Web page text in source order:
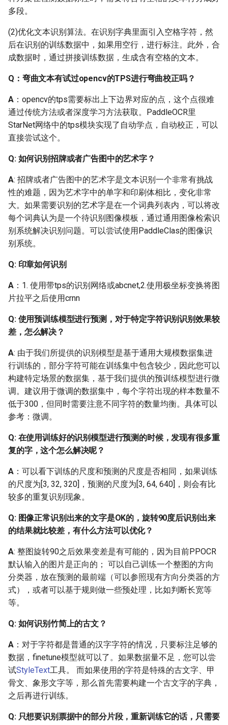
接输出到分割的背景图？
Q: 能否修改StyleText配置
文件中的分辨率？
字体文件？
Q: StyleText批量生成图片
为什么没有输出？
据合成时，文本
StyleInput的长度，该怎么
处理与合成呢？
Q: StyleText 合成数据效果
不好？
Q：如何更换文本检测/识
别的backbone？
Q: 参照文档做实际项目
时，是重新训练还是在官
练？具体如何操作？
Q: 下载的识别模型解压后
缺失文件，没有期望的
inference.pdiparams,
inference.pdmodel等文件
Q: 为什么在checkpoints中
load下载的预训练模型会
报错？
Q: 如何对检测模型
finetune，比如冻结前面的
层或某些层使用小的学习
率学习？
2.6 模型超参调整
Q: DB检测训练输入尺寸
640，可以改大一些吗？
和宽为什么要处理成32的
倍数？
Q: 在识别模型中，为什么
降采样残差结构的stride为
(2, 1)？
Q：训练识别时，如何选
多段。
(2)优化文本识别算法。在识别字典里面引入空格字符，然
后在识别的训练数据中，如果用空行，进行标注。此外，合
成数据时，通过拼接训练数据，生成含有空格的文本。
Q：弯曲文本有试过opencv的TPS进行弯曲校正吗？
A ：opencv的tps需要标出上下边界对应的点，这个点很难
通过传统方法或者深度学习方法获取。PaddleOCR里
StarNet网络中的tps模块实现了自动学点，自动校正，可以
直接尝试这个。
Q: 如何识别招牌或者广告图中的艺术字？
A: 招牌或者广告图中的艺术字是文本识别一个非常有挑战
性的难题，因为艺术字中的单字和印刷体相比，变化非常
大。如果需要识别的艺术字是在一个词典列表内，可以将改
每个词典认为是一个待识别图像模板，通过通用图像检索识
别系统解决识别问题。可以尝试使用PaddleClas的图像识
别系统。
Q: 印章如何识别
A ：1. 使用带tps的识别网络或abcnet,2.使用极坐标变换将图
片拉平之后使用crnn
Q: 使用预训练模型进行预测，对于特定字符识别识别效果较
差，怎么解决？
A: 由于我们所提供的识别模型是基于通用大规模数据集进
行训练的，部分字符可能在训练集中包含较少，因此您可以
构建特定场景的数据集，基于我们提供的预训练模型进行微
调。建议用于微调的数据集中，每个字符出现的样本数量不
低于300，但同时需要注意不同字符的数量均衡。具体可以
参考：微调。
Q: 在使用训练好的识别模型进行预测的时候，发现有很多重
复的字，这个怎么解决呢？
A ：可以看下训练的尺度和预测的尺度是否相同，如果训练
的尺度为[3, 32, 320]，预测的尺度为[3, 64, 640]，则会有比
较多的重复识别现象。
Q: 图像正常识别出来的文字是OK的，旋转90度后识别出来
的结果就比较差，有什么方法可以优化？
A: 整图旋转90之后效果变差是有可能的，因为目前PPOCR
默认输入的图片是正向的； 可以自己训练一个整图的方向
分类器，放在预测的最前端（可以参照现有方向分类器的方
式），或者可以基于规则做一些预处理，比如判断长宽等
等。
Q: 如何识别竹简上的古文？
A ：对于字符都是普通的汉字字符的情况，只要标注足够的
数据，finetune模型就可以了。如果数据量不足，您可以尝
试StyleText工具。 而如果使用的字符是特殊的古文字、甲
骨文、象形文字等，那么首先需要构建一个古文字的字典，
之后再进行训练。
Q: 只想要识别票据中的部分片段，重新训练它的话，只需要